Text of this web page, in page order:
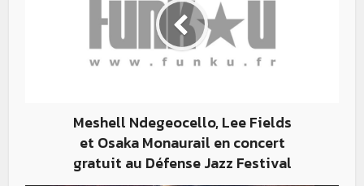
Meshell Ndegeocello, Lee Fields
et Osaka Monaurail en concert
gratuit au Défense Jazz Festival